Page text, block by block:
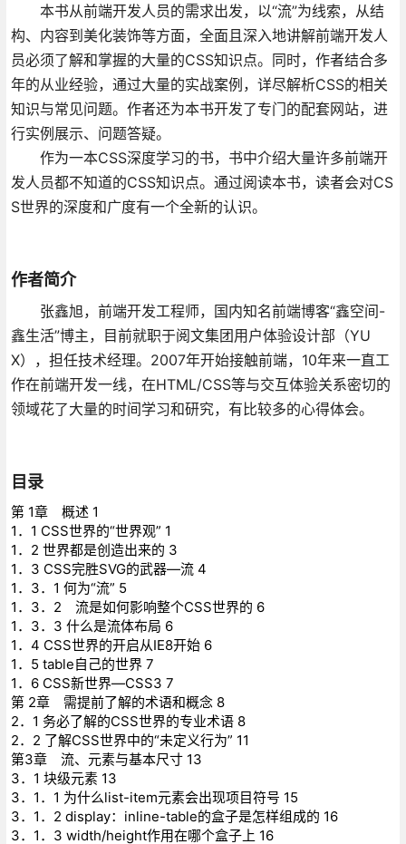
本书从前端开发人员的需求出发，以“流”为线索，从结
构、内容到美化装饰等方面，全面且深入地讲解前端开发人
员必须了解和掌握的大量的CSS知识点。同时，作者结合多
年的从业经验，通过大量的实战案例，详尽解析CSS的相关
知识与常见问题。作者还为本书开发了专门的配套网站，进
行实例展示、问题答疑。
作为一本CSS深度学习的书，书中介绍大量许多前端开
发人员都不知道的CSS知识点。通过阅读本书，读者会对CS
S世界的深度和广度有一个全新的认识。
作者简介
张鑫旭，前端开发工程师，国内知名前端博客“鑫空间-
鑫生活”博主，目前就职于阅文集团用户体验设计部（YU
X），担任技术经理。2007年开始接触前端，10年来一直工
作在前端开发一线，在HTML/CSS等与交互体验关系密切的
领域花了大量的时间学习和研究，有比较多的心得体会。
目录
第 1章 概述 1
1．1 CSS世界的“世界观” 1
1．2 世界都是创造出来的 3
1．3 CSS完胜SVG的武器—流 4
1．3．1 何为“流” 5
1．3．2 流是如何影响整个CSS世界的 6
1．3．3 什么是流体布局 6
1．4 CSS世界的开启从IE8开始 6
1．5 table自己的世界 7
1．6 CSS新世界—CSS3 7
第 2章 需提前了解的术语和概念 8
2．1 务必了解的CSS世界的专业术语 8
2．2 了解CSS世界中的“未定义行为” 11
第3章 流、元素与基本尺寸 13
3．1 块级元素 13
3．1．1 为什么list-item元素会出现项目符号 15
3．1．2 display：inline-table的盒子是怎样组成的 16
3．1．3 width/height作用在哪个盒子上 16